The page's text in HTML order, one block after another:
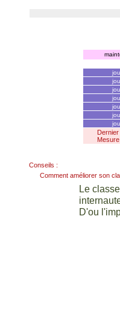
Conseils :
Comment améliorer son
Le
D'ou